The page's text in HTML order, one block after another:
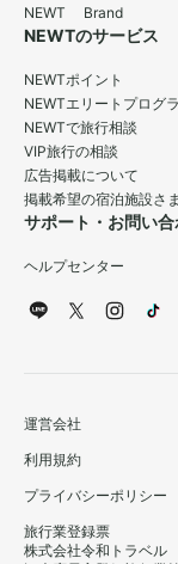
NEWT Brand
NEWTのサービス
NEWTポイント
NEWTエリートプログ
NEWTで旅行相談
VIP旅行の相談
広告掲載について
掲載希望の宿泊施設さ
サポート・お問い合
ヘルプセンター
運営会社
利用規約
プライバシーポリシー
旅行業登録票
株式会社令和ト